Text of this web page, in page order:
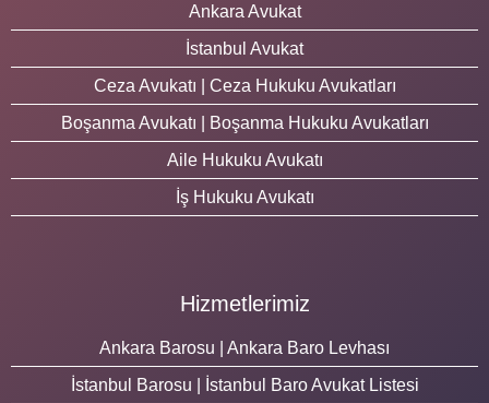
Ankara Avukat
İstanbul Avukat
Ceza Avukatı | Ceza Hukuku Avukatları
Boşanma Avukatı | Boşanma Hukuku Avukatları
Aile Hukuku Avukatı
İş Hukuku Avukatı
Hizmetlerimiz
Ankara Barosu | Ankara Baro Levhası
İstanbul Barosu | İstanbul Baro Avukat Listesi